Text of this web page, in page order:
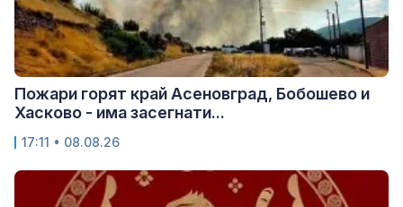
Пожари горят край Асеновград, Бобошево и
Хасково - има засегнати...
17:11 • 08.08.26